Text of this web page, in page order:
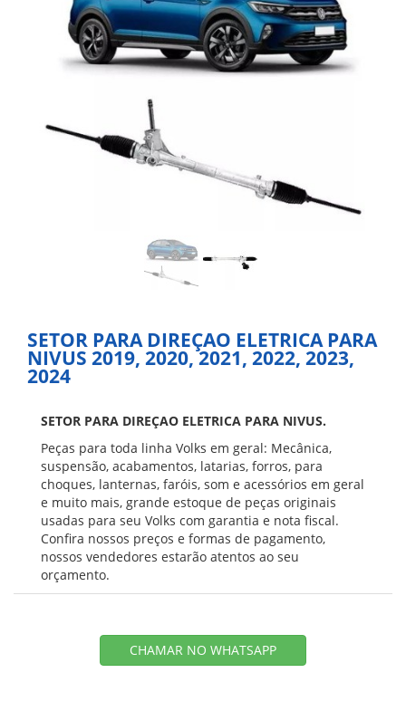
SETOR PARA DIREÇAO ELETRICA PARA
NIVUS 2019, 2020, 2021, 2022, 2023,
2024
SETOR PARA DIREÇAO ELETRICA PARA NIVUS.
Peças para toda linha Volks em geral: Mecânica,
suspensão, acabamentos, latarias, forros, para
choques, lanternas, faróis, som e acessórios em geral
e muito mais, grande estoque de peças originais
usadas para seu Volks com garantia e nota fiscal.
Confira nossos preços e formas de pagamento,
nossos vendedores estarão atentos ao seu
orçamento.
CHAMAR NO WHATSAPP